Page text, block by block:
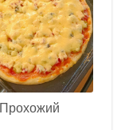
Прохожий